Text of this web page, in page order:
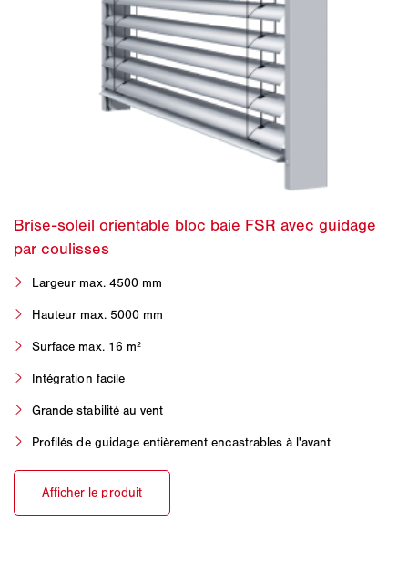
Largeur max. 4500 mm
Hauteur max. 5000 mm
Surface max. 16 m²
Intégration facile
Grande stabilité au vent
Profilés de guidage entièrement encastrables à l'avant